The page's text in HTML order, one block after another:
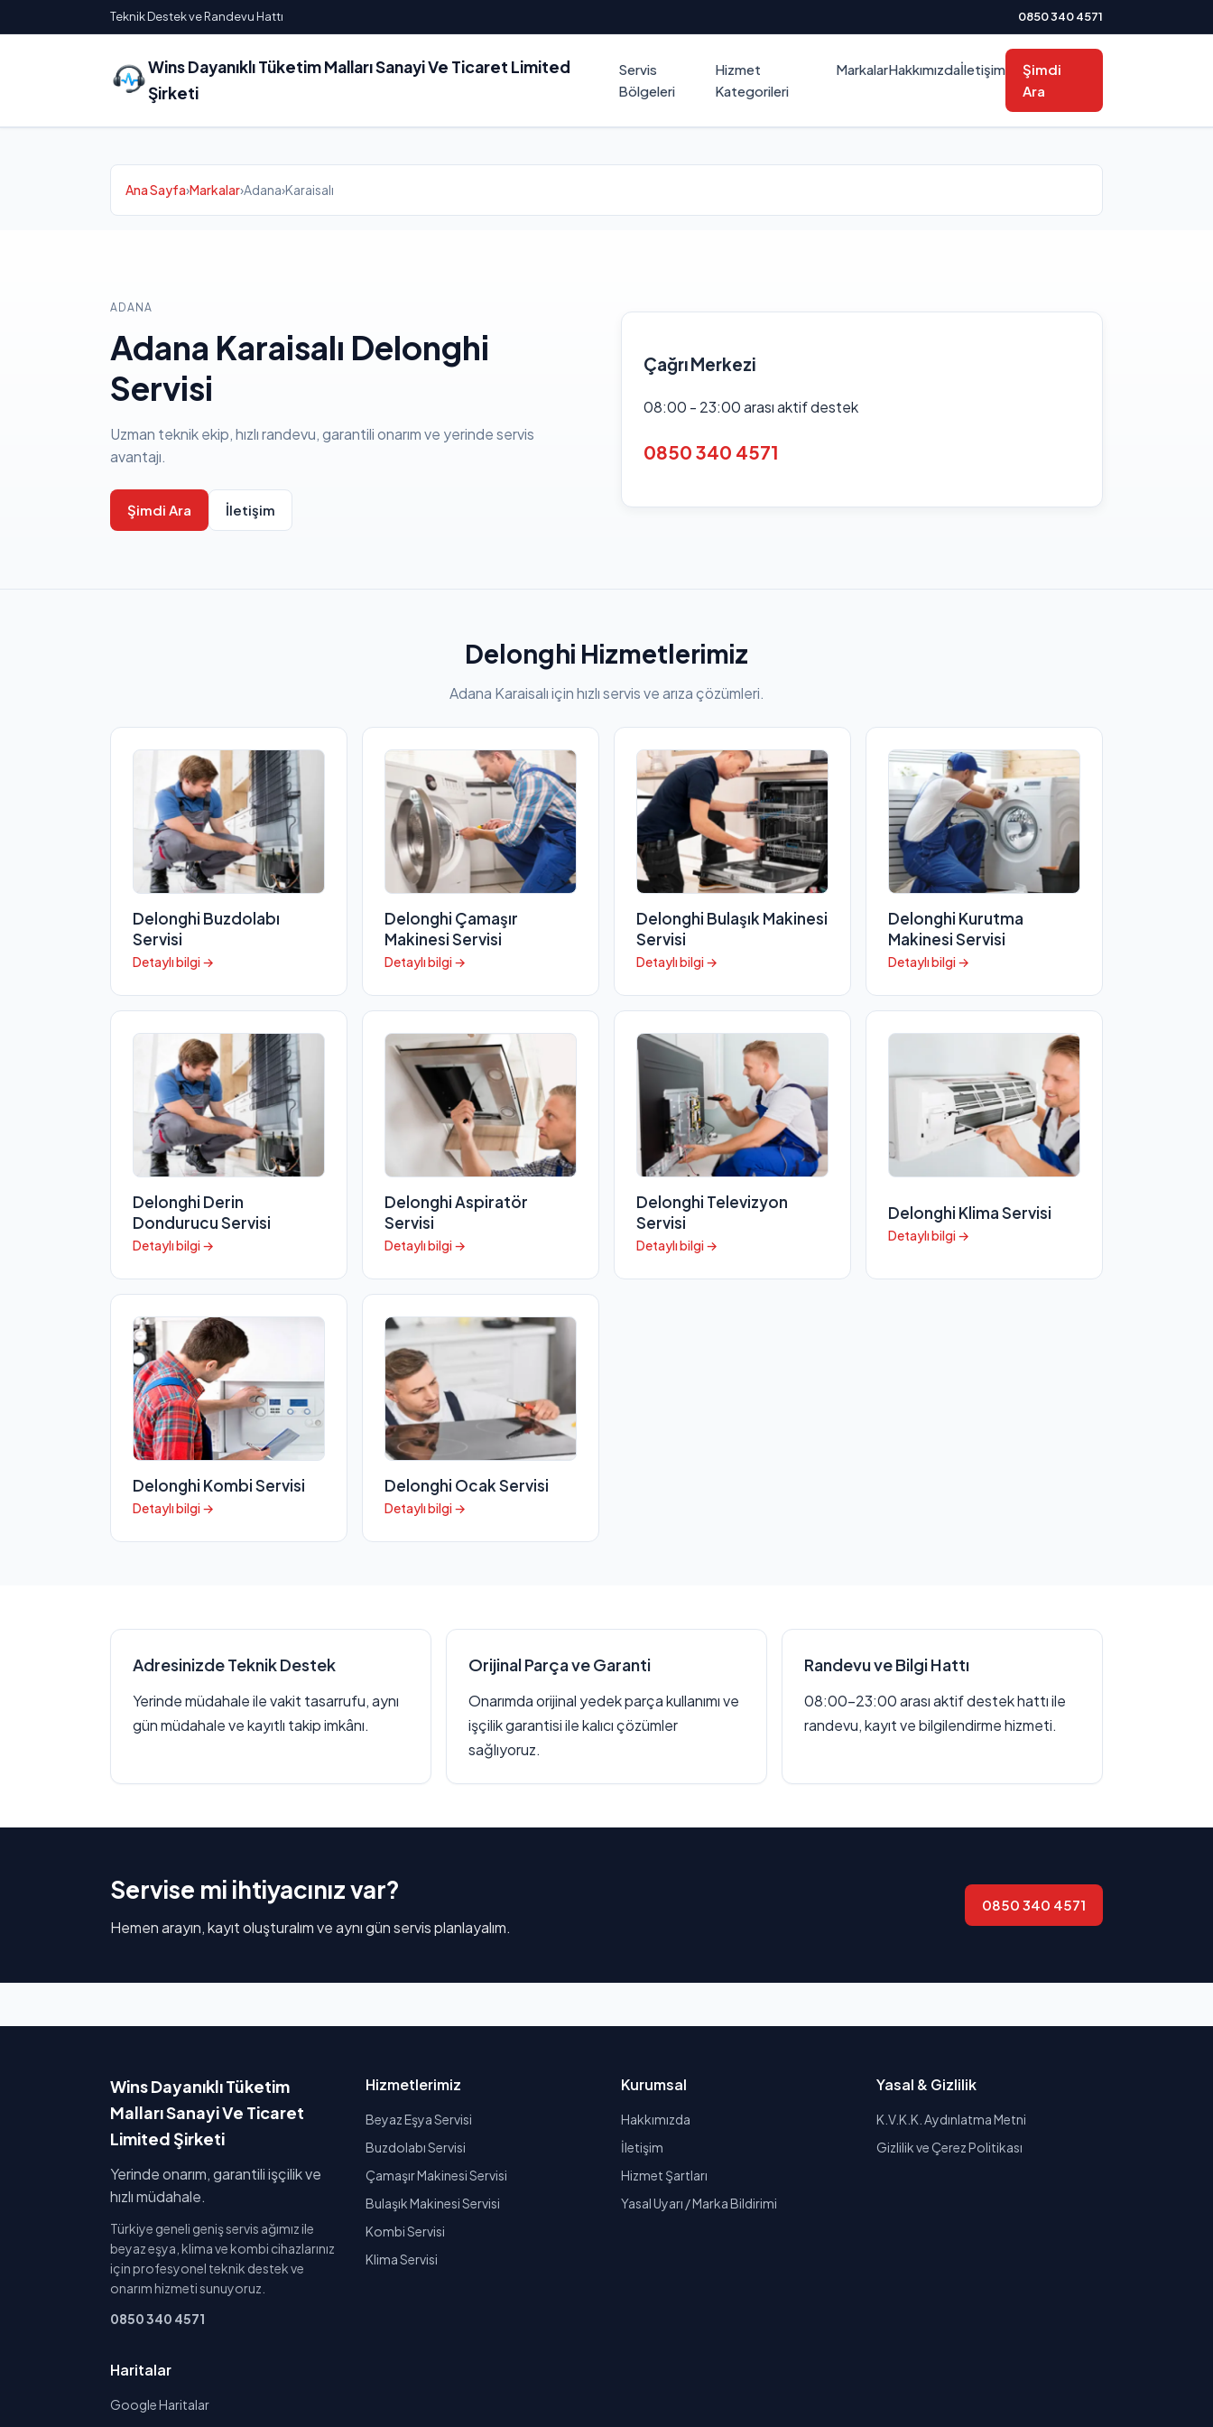
Teknik Destek ve Randevu Hattı 0850 340 4571
Wins Dayanıklı Tüketim Malları Sanayi Ve Ticaret Limited
Şirketi
Servis
Bölgeleri
Hizmet
Kategorileri
MarkalarHakkımızdaİletişim
Şimdi
Ara
Ana Sayfa›Markalar›Adana›Karaisalı
ADANA
Adana Karaisalı Delonghi
Servisi
Uzman teknik ekip, hızlı randevu, garantili onarım ve yerinde servis
avantajı.
Şimdi Ara İletişim
Çağrı Merkezi
08:00 - 23:00 arası aktif destek
0850 340 4571
Delonghi Hizmetlerimiz
Adana Karaisalı için hızlı servis ve arıza çözümleri.
Delonghi Buzdolabı
Servisi
Detaylı bilgi →
Delonghi Çamaşır
Makinesi Servisi
Detaylı bilgi →
Delonghi Bulaşık Makinesi
Servisi
Detaylı bilgi →
Delonghi Kurutma
Makinesi Servisi
Detaylı bilgi →
Delonghi Derin
Dondurucu Servisi
Detaylı bilgi →
Delonghi Aspiratör
Servisi
Detaylı bilgi →
Delonghi Televizyon
Servisi
Detaylı bilgi →
Delonghi Klima Servisi
Detaylı bilgi →
Delonghi Kombi Servisi
Detaylı bilgi →
Delonghi Ocak Servisi
Detaylı bilgi →
Adresinizde Teknik Destek
Yerinde müdahale ile vakit tasarrufu, aynı
gün müdahale ve kayıtlı takip imkânı.
Orijinal Parça ve Garanti
Onarımda orijinal yedek parça kullanımı ve
işçilik garantisi ile kalıcı çözümler
sağlıyoruz.
Randevu ve Bilgi Hattı
08:00–23:00 arası aktif destek hattı ile
randevu, kayıt ve bilgilendirme hizmeti.
Servise mi ihtiyacınız var?
Hemen arayın, kayıt oluşturalım ve aynı gün servis planlayalım.
0850 340 4571
Wins Dayanıklı Tüketim
Malları Sanayi Ve Ticaret
Limited Şirketi
Yerinde onarım, garantili işçilik ve
hızlı müdahale.
Türkiye geneli geniş servis ağımız ile
beyaz eşya, klima ve kombi cihazlarınız
için profesyonel teknik destek ve
onarım hizmeti sunuyoruz.
0850 340 4571
Hizmetlerimiz
Beyaz Eşya Servisi
Buzdolabı Servisi
Çamaşır Makinesi Servisi
Bulaşık Makinesi Servisi
Kombi Servisi
Klima Servisi
Kurumsal
Hakkımızda
İletişim
Hizmet Şartları
Yasal Uyarı / Marka Bildirimi
Yasal & Gizlilik
K.V.K.K. Aydınlatma Metni
Gizlilik ve Çerez Politikası
Haritalar
Google Haritalar